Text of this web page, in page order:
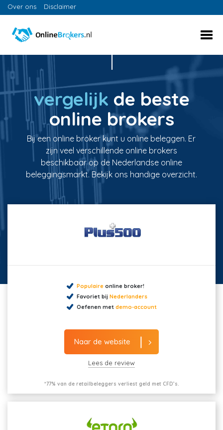
Over ons Disclaimer
vergelijk de beste
online brokers
Bij een online broker kunt u online beleggen. Er
zijn veel verschillende online brokers
beschikbaar op de Nederlandse online
beleggingsmarkt. Bekijk ons handige overzicht.
Populaireonline broker!
Favoriet bij Nederlanders
Oefenen met demo-account
Naar de website
Lees de review
*77% van de retailbeleggers verliest geld met CFD’s.